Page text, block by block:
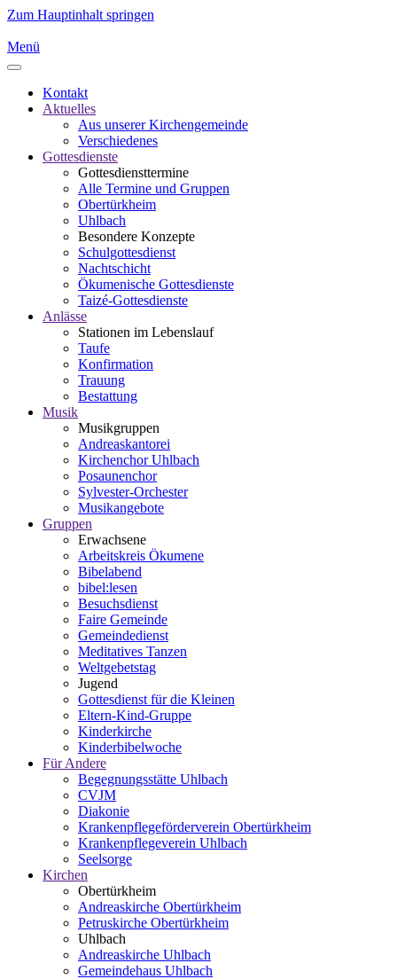
Zum Hauptinhalt springen
Menü
Kontakt
Aktuelles
Aus unserer Kirchengemeinde
Verschiedenes
Gottesdienste
Gottesdiensttermine
Alle Termine und Gruppen
Obertürkheim
Uhlbach
Besondere Konzepte
Schulgottesdienst
Nachtschicht
Ökumenische Gottesdienste
Taizé-Gottesdienste
Anlässe
Stationen im Lebenslauf
Taufe
Konfirmation
Trauung
Bestattung
Musik
Musikgruppen
Andreaskantorei
Kirchenchor Uhlbach
Posaunenchor
Sylvester-Orchester
Musikangebote
Gruppen
Erwachsene
Arbeitskreis Ökumene
Bibelabend
bibel:lesen
Besuchsdienst
Faire Gemeinde
Gemeindedienst
Meditatives Tanzen
Weltgebetstag
Jugend
Gottesdienst für die Kleinen
Eltern-Kind-Gruppe
Kinderkirche
Kinderbibelwoche
Für Andere
Begegnungsstätte Uhlbach
CVJM
Diakonie
Krankenpflegeförderverein Obertürkheim
Krankenpflegeverein Uhlbach
Seelsorge
Kirchen
Obertürkheim
Andreaskirche Obertürkheim
Petruskirche Obertürkheim
Uhlbach
Andreaskirche Uhlbach
Gemeindehaus Uhlbach